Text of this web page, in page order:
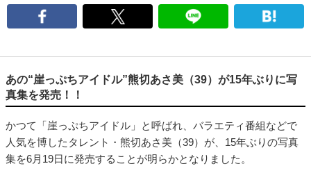
あの“崖っぷちアイドル”熊切あさ美（39）が15年ぶりに写
真集を発売！！
かつて「崖っぷちアイドル」と呼ばれ、バラエティ番組などで
人気を博したタレント・熊切あさ美（39）が、15年ぶりの写真
集を6月19日に発売することが明らかとなりました。